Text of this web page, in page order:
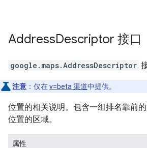
AddressDescriptor 接口
google.maps.AddressDescriptor
注意 ：仅在v=beta 渠道中提供。
位置的相关说明。包含一组排名靠前
位置的区域。
属性